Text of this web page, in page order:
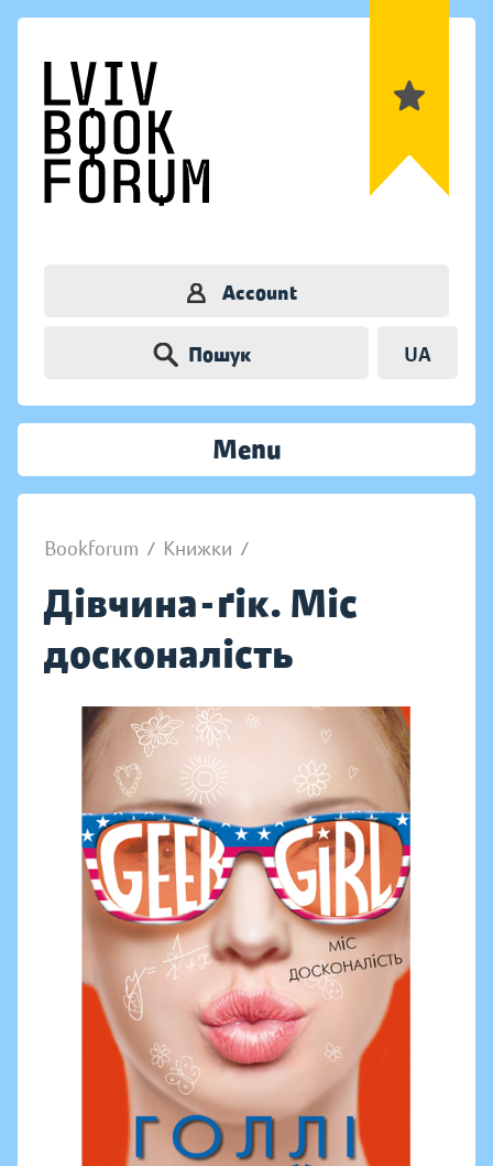
Account
Пошук UA
Menu
Bookforum / Книжки /
Дівчина-ґік. Міс
досконалість